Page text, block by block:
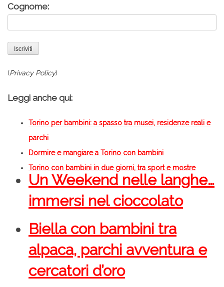
Cognome:
(Privacy Policy)
Leggi anche qui:
Torino per bambini: a spasso tra musei, residenze reali e
parchi
Dormire e mangiare a Torino con bambini
Torino con bambini in due giorni, tra sport e mostre
Un Weekend nelle langhe…
immersi nel cioccolato
Biella con bambini tra
alpaca, parchi avventura e
cercatori d’oro